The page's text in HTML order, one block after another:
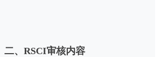
二、RSCI审核内容